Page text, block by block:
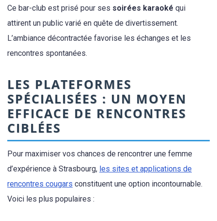
Ce bar-club est prisé pour ses soirées karaoké qui
attirent un public varié en quête de divertissement.
L’ambiance décontractée favorise les échanges et les
rencontres spontanées.
LES PLATEFORMES
SPÉCIALISÉES : UN MOYEN
EFFICACE DE RENCONTRES
CIBLÉES
Pour maximiser vos chances de rencontrer une femme
d’expérience à Strasbourg, les sites et applications de
rencontres cougars constituent une option incontournable.
Voici les plus populaires :